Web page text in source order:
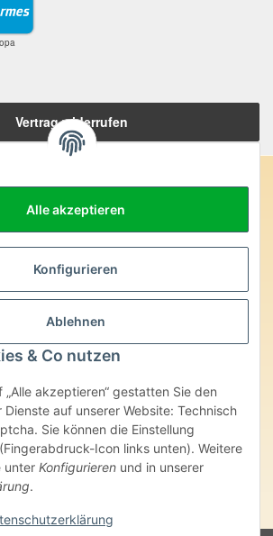
Alle akzeptieren
Konfigurieren
Ablehnen
& Co nutzen
„Alle akzeptieren“ gestatten Sie den
Dienste auf unserer Website: Technisch
Sie können die Einstellung
Icon links unten). Weitere
unter Konfigurieren und in unserer
.
Vertrag widerrufen
werden im esoterischen Bereich
Eigenschaften zugeordnet. Wir weisen
hin, dass alle gemachten Aussagen bzgl.
Prospekten oder dem Vertragspartner
bisher weder medizinisch anerkannt oder
sind. Die gemachten Angaben
auf Überlieferungen und langjähriger
ersetzen nie den Besuch beim Arzt
sind auch kein Medikamentenersatz. Auch
im ärztlichen Sinne keine Diagnose- oder